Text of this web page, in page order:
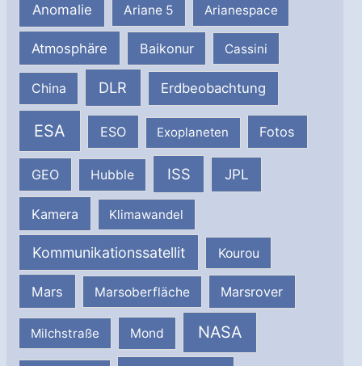
Anomalie Ariane 5 Arianespace
Atmosphäre Baikonur Cassini
China DLR Erdbeobachtung
ESA ESO Exoplaneten Fotos
GEO Hubble ISS JPL
Kamera Klimawandel
Kommunikationssatellit Kourou
Mars Marsoberfläche Marsrover
Milchstraße Mond NASA